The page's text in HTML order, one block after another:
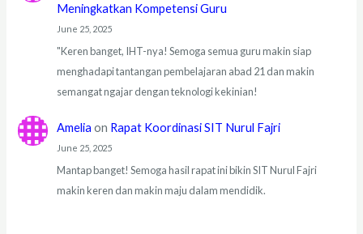
Meningkatkan Kompetensi Guru
June 25, 2025
"Keren banget, IHT-nya! Semoga semua guru makin siap
menghadapi tantangan pembelajaran abad 21 dan makin
semangat ngajar dengan teknologi kekinian!
Amelia on Rapat Koordinasi SIT Nurul Fajri
June 25, 2025
Mantap banget! Semoga hasil rapat ini bikin SIT Nurul Fajri
makin keren dan makin maju dalam mendidik.